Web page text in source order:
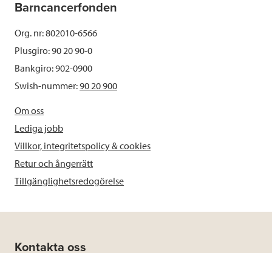
Barncancerfonden
Org. nr: 802010-6566
Plusgiro: 90 20 90-0
Bankgiro: 902-0900
Swish-nummer:90 20 900
Om oss
Lediga jobb
Villkor, integritetspolicy & cookies
Retur och ångerrätt
Tillgänglighetsredogörelse
Kontakta oss